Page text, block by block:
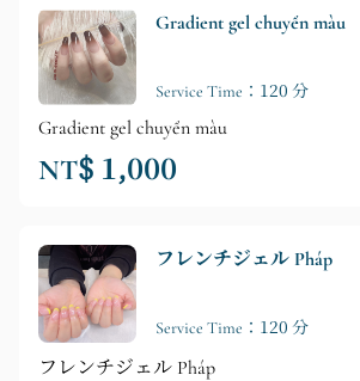
Gradient gel chuyển màu
Service Time：120 分
Gradient gel chuyển màu
NT$ 1,000
フレンチジェル Pháp
Service Time：120 分
フレンチジェル Pháp